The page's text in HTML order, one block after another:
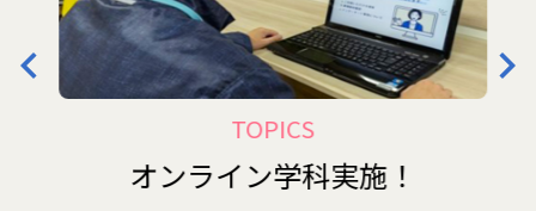
無料スクールバスのご案内
山貴周辺マップ
TOPICS
オンライン学科実施！